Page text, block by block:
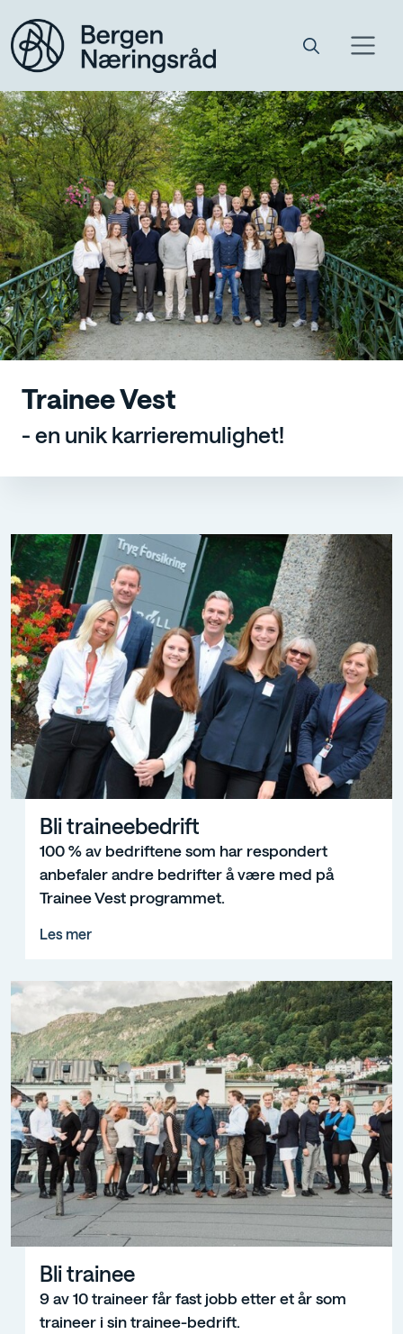
Trainee Vest
- en unik karrieremulighet!
Bli traineebedrift
100 % av bedriftene som har respondert
anbefaler andre bedrifter å være med på
Trainee Vest programmet.
Les mer
Bli trainee
9 av 10 traineer får fast jobb etter et år som
traineer i sin trainee-bedrift.